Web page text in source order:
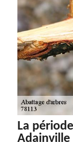
La
Adainville